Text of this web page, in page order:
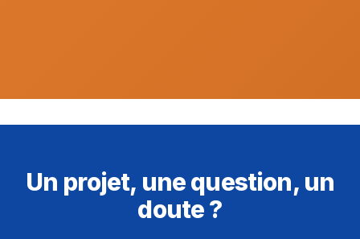
Un projet, une question, un
doute ?